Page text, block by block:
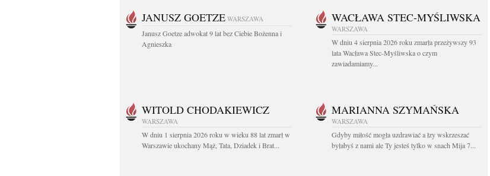
JANUSZ GOETZE WARSZAWA
Janusz Goetze adwokat 9 lat bez Ciebie Bożenna i
Agnieszka
WACŁAWA STEC-MYŚLIWSKA
WARSZAWA
W dniu 4 sierpnia 2026 roku zmarła przeżywszy 93
lata Wacława Stec-Myśliwska o czym
zawiadamiamy...
WITOLD CHODAKIEWICZ
WARSZAWA
W dniu 1 sierpnia 2026 roku w wieku 88 lat zmarł w
Warszawie ukochany Mąż, Tata, Dziadek i Brat...
MARIANNA SZYMAŃSKA
WARSZAWA
Gdyby miłość mogła uzdrawiać a łzy wskrzeszać
byłabyś z nami ale Ty jesteś tylko w snach Mija 7...